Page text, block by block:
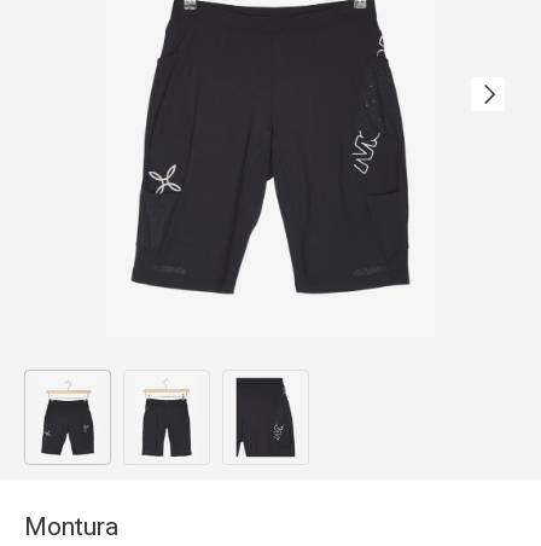
Nächste
Bild 1 in Galerieansicht laden
Montura